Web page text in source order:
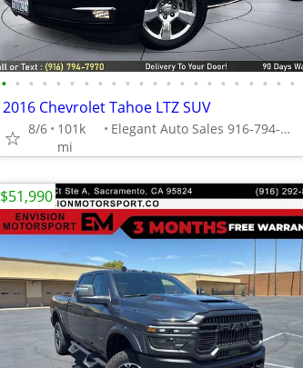
• • • • • • • • • • • • • • • • • • • • • •
2016 Chevrolet Tahoe LTZ SUV
8/6
101k
mi
Elegant Auto Sales 916-794-7970
$51,990